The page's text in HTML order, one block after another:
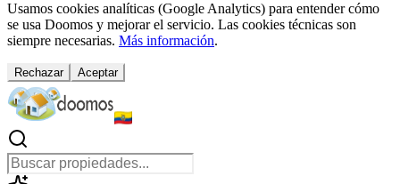
Usamos cookies analíticas (Google Analytics) para entender cómo
se usa Doomos y mejorar el servicio. Las cookies técnicas son
siempre necesarias. Más información.
Rechazar Aceptar